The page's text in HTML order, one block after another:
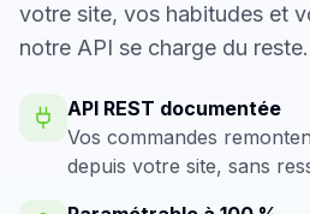
votre site, vos habitudes et
notre API se charge du reste.
API REST documentée
Vos commandes
depuis votre site, sans